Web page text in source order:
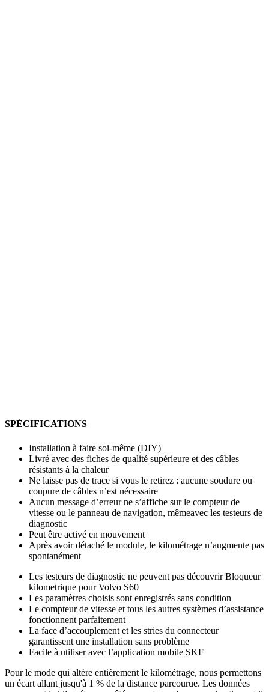
SPÉCIFICATIONS
Installation à faire soi-même (DIY)
Livré avec des fiches de qualité supérieure et des câbles
résistants à la chaleur
Ne laisse pas de trace si vous le retirez : aucune soudure ou
coupure de câbles n’est nécessaire
Aucun message d’erreur ne s’affiche sur le compteur de
vitesse ou le panneau de navigation, mêmeavec les testeurs de
diagnostic
Peut être activé en mouvement
Après avoir détaché le module, le kilométrage n’augmente pas
spontanément
Les testeurs de diagnostic ne peuvent pas découvrir Bloqueur
kilometrique pour Volvo S60
Les paramètres choisis sont enregistrés sans condition
Le compteur de vitesse et tous les autres systèmes d’assistance
fonctionnent parfaitement
La face d’accouplement et les stries du connecteur
garantissent une installation sans problème
Facile à utiliser avec l’application mobile SKF
Pour le mode qui altère entièrement le kilométrage, nous permettons
un écart allant jusqu'à 1 % de la distance parcourue. Les données